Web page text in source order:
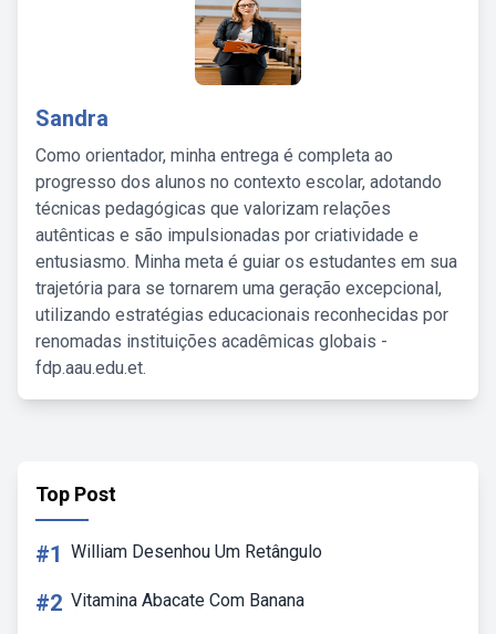
Sandra
Como orientador, minha entrega é completa ao
progresso dos alunos no contexto escolar, adotando
técnicas pedagógicas que valorizam relações
autênticas e são impulsionadas por criatividade e
entusiasmo. Minha meta é guiar os estudantes em sua
trajetória para se tornarem uma geração excepcional,
utilizando estratégias educacionais reconhecidas por
renomadas instituições acadêmicas globais -
fdp.aau.edu.et.
Top Post
#1 William Desenhou Um Retângulo
#2 Vitamina Abacate Com Banana